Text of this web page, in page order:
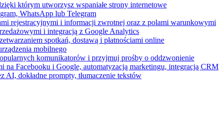
którym utworzysz wspaniałe strony internetowe
WhatsApp lub Telegram
rejestracyjnymi i informacji zwrotnej oraz z polami warunkowymi
i integracją z Google Analytics
spotkań, dostawą i płatnościami online
mobilnego
komunikatorów i przyjmuj prośby o oddzwonienie
na Facebooku i Google, automatyzacją marketingu, integracją CRM
AI, dokładne prompty, tłumaczenie tekstów